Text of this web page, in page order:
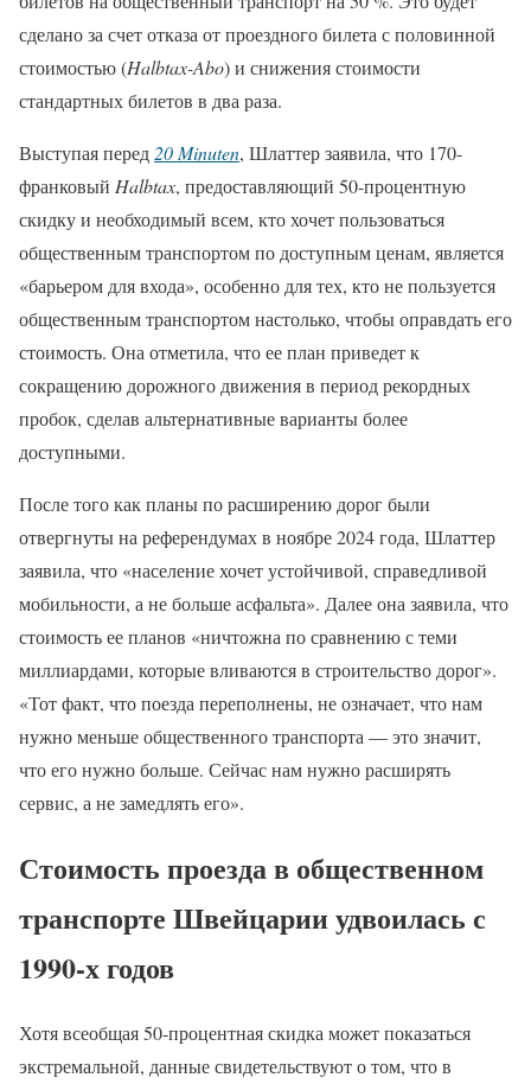
сделано за счет отказа от проездного билета с половинной
стоимостью (Halbtax-Abo) и снижения стоимости
стандартных билетов в два раза.
Выступая перед 20 Minuten, Шлаттер заявила, что 170-
франковый Halbtax, предоставляющий 50-процентную
скидку и необходимый всем, кто хочет пользоваться
общественным транспортом по доступным ценам, является
«барьером для входа», особенно для тех, кто не пользуется
общественным транспортом настолько, чтобы оправдать его
стоимость. Она отметила, что ее план приведет к
сокращению дорожного движения в период рекордных
пробок, сделав альтернативные варианты более
доступными.
После того как планы по расширению дорог были
отвергнуты на референдумах в ноябре 2024 года, Шлаттер
заявила, что «население хочет устойчивой, справедливой
мобильности, а не больше асфальта». Далее она заявила, что
стоимость ее планов «ничтожна по сравнению с теми
миллиардами, которые вливаются в строительство дорог».
«Тот факт, что поезда переполнены, не означает, что нам
нужно меньше общественного транспорта — это значит,
что его нужно больше. Сейчас нам нужно расширять
сервис, а не замедлять его».
Стоимость проезда в общественном
транспорте Швейцарии удвоилась с
1990-х годов
Хотя всеобщая 50-процентная скидка может показаться
экстремальной, данные свидетельствуют о том, что в